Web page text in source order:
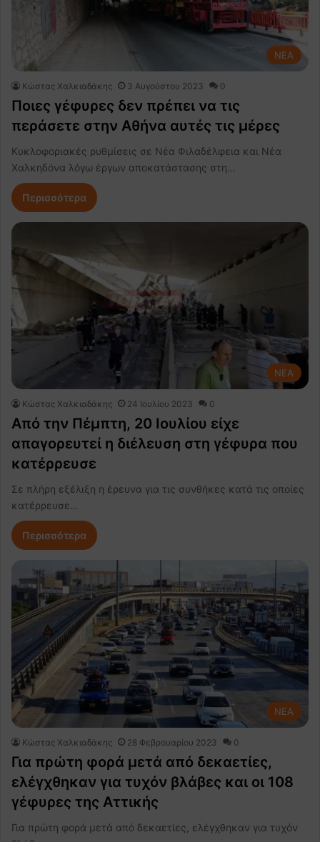
NEA
Κώστας Χαλκιαδάκης 3 Αυγούστου 2023 0
Ποιες γέφυρες δεν πρέπει να τις
περάσετε στην Αθήνα αυτές τις μέρες
Κυκλοφοριακές ρυθμίσεις σε Νέα Φιλαδέλφεια και Νέα
Χαλκηδόνα λόγω έργων αποκατάστασης στη…
Περισσότερα
NEA
Κώστας Χαλκιαδάκης 24 Ιουλίου 2023 0
Από την Πέμπτη, 20 Ιουλίου είχε
απαγορευτεί η διέλευση στη γέφυρα που
κατέρρευσε
Σε πλήρη εξέλιξη η έρευνα για τις συνθήκες κατά τις οποίες
κατέρρευσε…
Περισσότερα
NEA
Κώστας Χαλκιαδάκης 28 Φεβρουαρίου 2023 0
Για πρώτη φορά μετά από δεκαετίες,
ελέγχθηκαν για τυχόν βλάβες και οι 108
γέφυρες της Αττικής
Για πρώτη φορά μετά από δεκαετίες, ελέγχθηκαν για τυχόν